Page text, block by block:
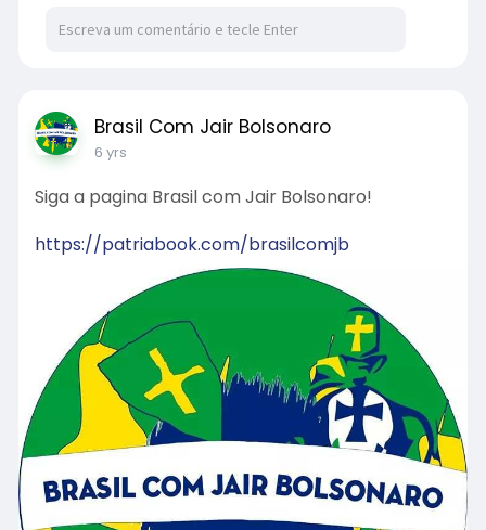
Brasil Com Jair Bolsonaro
6 yrs
Siga a pagina Brasil com Jair Bolsonaro!
https://patriabook.com/brasilcomjb